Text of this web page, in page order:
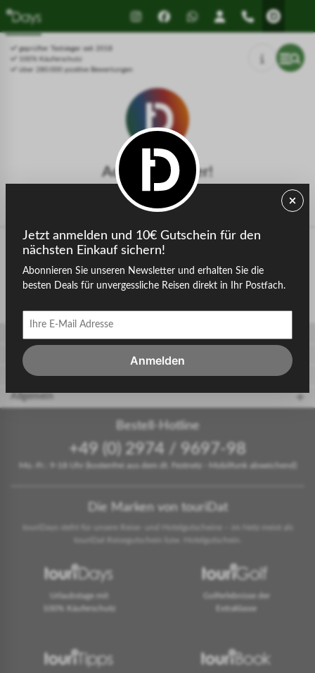
Drücken Sie Alt+1 für den
Bildschirmlesemodus, Alt+0 zum
Abbrechen
Leitfaden für barrierefreie
Bildschirmlesegeräte, Feedback
und Fehlerberichte | Neues
Fenstergeprüfter Testsieger seit 2018
100% Käuferschutz
über 280.000 positive Bewertungen
Achtung, Fehler!
Die gesuchte Seite konnte nicht gefunden werden.
zurück zur Startseite
Gastgeber
touriDat Reiseblog
Allgemein
Bestell-Hotline
+49 (0) 2974 / 9697-98
Mo.-Fr.: 9-18 Uhr (kostenfrei aus dem dt. Festnetz - Mobilfunk abweichend)
Die Marken von touriDat
touriDays steht für unsere Reise- und Hotelgutscheine – im Netz meist als
touriDat Reisegutschein bzw. Hotelgutschein.
Urlaubstage mit
100% Käuferschutz
Golferlebnisse der
Extraklasse
Jetzt anmelden und 10€ Gutschein für den
nächsten Einkauf sichern!
Abonnieren Sie unseren Newsletter und erhalten Sie die
besten Deals für unvergessliche Reisen direkt in Ihr Postfach.
Anmelden